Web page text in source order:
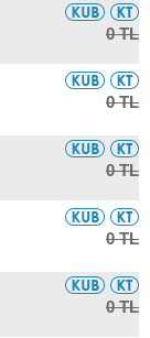
0 TL
0 TL
0 TL
0 TL
0 TL